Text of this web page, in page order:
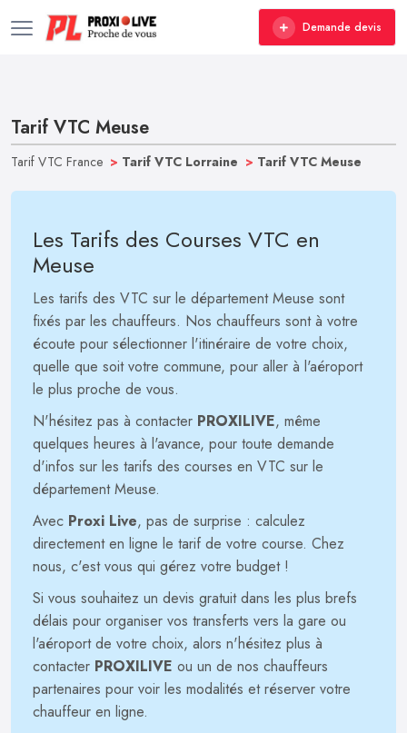
Demande devis
Tarif VTC Meuse
Tarif VTC France > Tarif VTC Lorraine > Tarif VTC Meuse
Les Tarifs des Courses VTC en
Meuse
Les tarifs des VTC sur le département Meuse sont
fixés par les chauffeurs. Nos chauffeurs sont à votre
écoute pour sélectionner l'itinéraire de votre choix,
quelle que soit votre commune, pour aller à l'aéroport
le plus proche de vous.
N'hésitez pas à contacter PROXILIVE, même
quelques heures à l'avance, pour toute demande
d'infos sur les tarifs des courses en VTC sur le
département Meuse.
Avec Proxi Live, pas de surprise : calculez
directement en ligne le tarif de votre course. Chez
nous, c'est vous qui gérez votre budget !
Si vous souhaitez un devis gratuit dans les plus brefs
délais pour organiser vos transferts vers la gare ou
l'aéroport de votre choix, alors n'hésitez plus à
contacter PROXILIVE ou un de nos chauffeurs
partenaires pour voir les modalités et réserver votre
chauffeur en ligne.